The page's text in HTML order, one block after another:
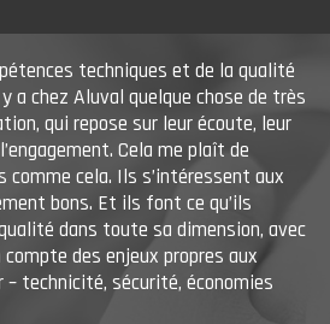
techniques et de la qualité
a chez Aluval quelque chose de très
qui repose sur leur écoute, leur
Cela me plaît de
comme cela. Ils s’intéressent aux
bons. Et ils font ce qu’ils
dans toute sa dimension, avec
des enjeux propres aux
technicité, sécurité, économies